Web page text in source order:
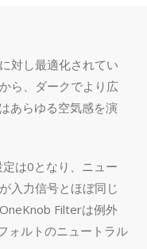
対し最適化されてい
ら、ダークでより広
あらゆる空気感を演
は0となり、ニュー
入力信号とほぼ同じ
Filterは例外
ォルトのニュートラル